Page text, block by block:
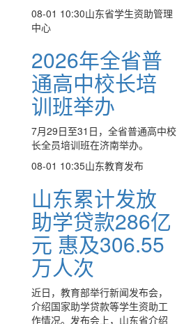
08-01 10:30山东省学生资助管理
中心
2026年全省普
通高中校长培
训班举办
7月29日至31日，全省普通高中校
长全员培训班在济南举办。
08-01 10:35山东教育发布
山东累计发放
助学贷款286亿
元 惠及306.55
万人次
近日，教育部举行新闻发布会，
介绍国家助学贷款等学生资助工
作情况。发布会上，山东省介绍